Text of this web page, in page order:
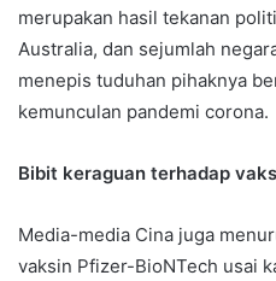
merupakan hasil tekanan
Australia, dan sejumlah
menepis tuduhan pihaknya
kemunculan pandemi corona.
Bibit keraguan terhadap
Media-media Cina juga
vaksin Pfizer-BioNTech usai